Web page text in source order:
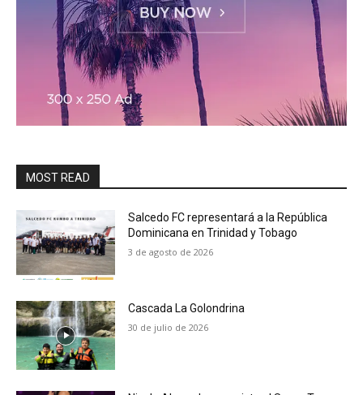
MOST READ
Salcedo FC representará a la República
Dominicana en Trinidad y Tobago
3 de agosto de 2026
Cascada La Golondrina
30 de julio de 2026